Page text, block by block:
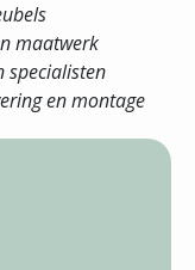
maatwerk
specialisten
en montage